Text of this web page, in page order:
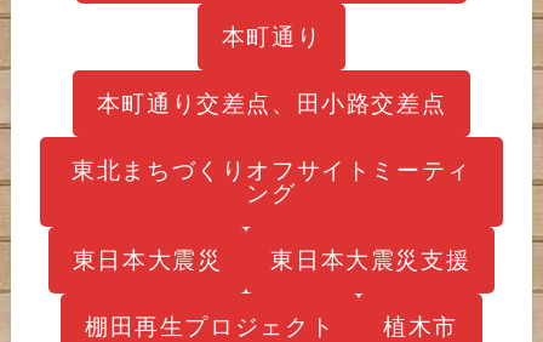
本町通り
本町通り交差点、田小路交差点
東北まちづくりオフサイトミーティ
ング
東日本大震災 東日本大震災支援
棚田再生プロジェクト 植木市